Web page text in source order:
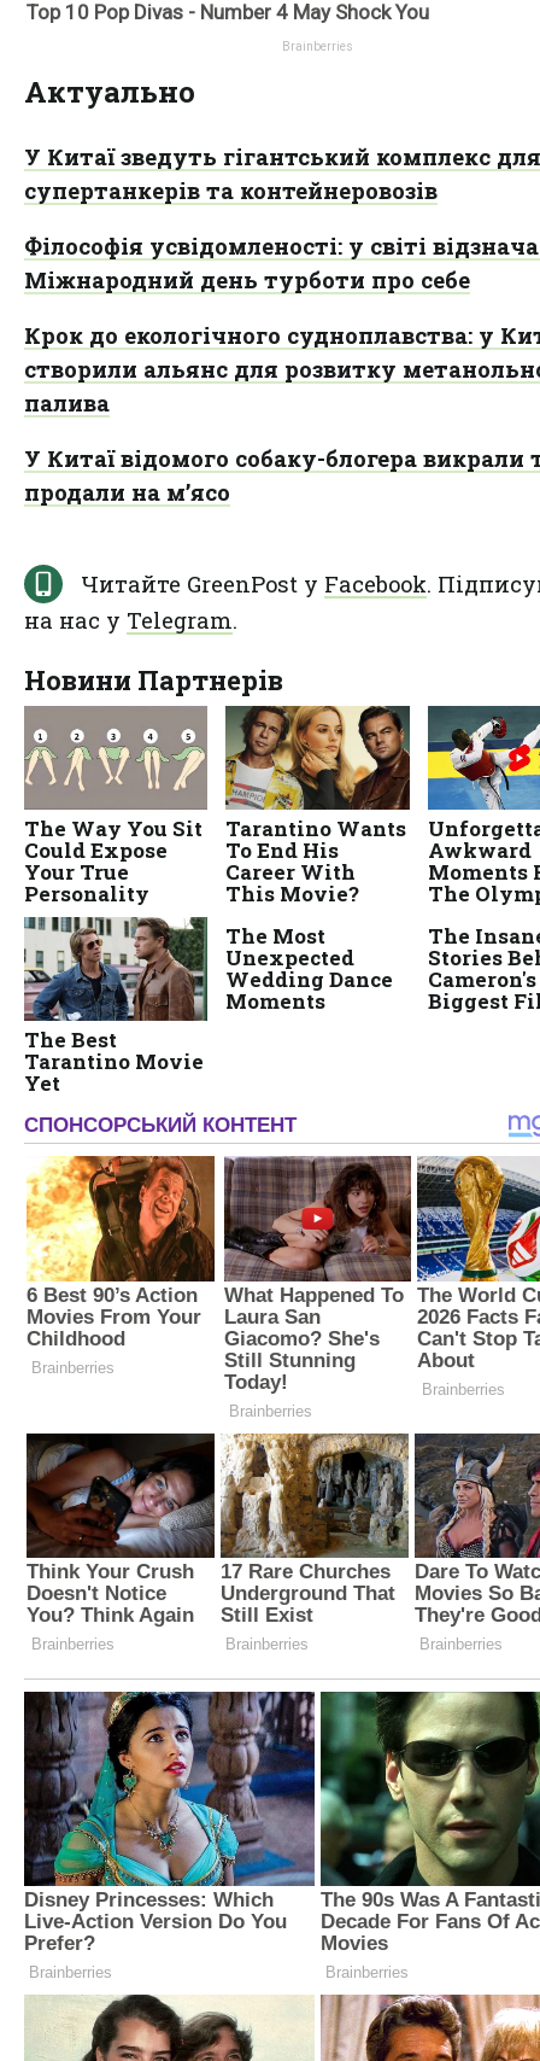
Актуально
У Китаї зведуть гігантський комплекс для
супертанкерів та контейнеровозів
Філософія усвідомленості: у світі
Міжнародний день турботи про себе
Крок до екологічного судноплавства: у
створили альянс для розвитку
палива
У Китаї відомого собаку-блогера викрали
продали на мʼясо
Читайте GreenPost у Facebook.
на нас у Telegram.